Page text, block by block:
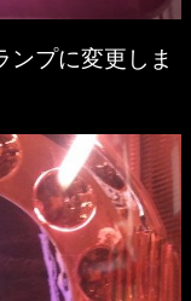
ンプに変更しま